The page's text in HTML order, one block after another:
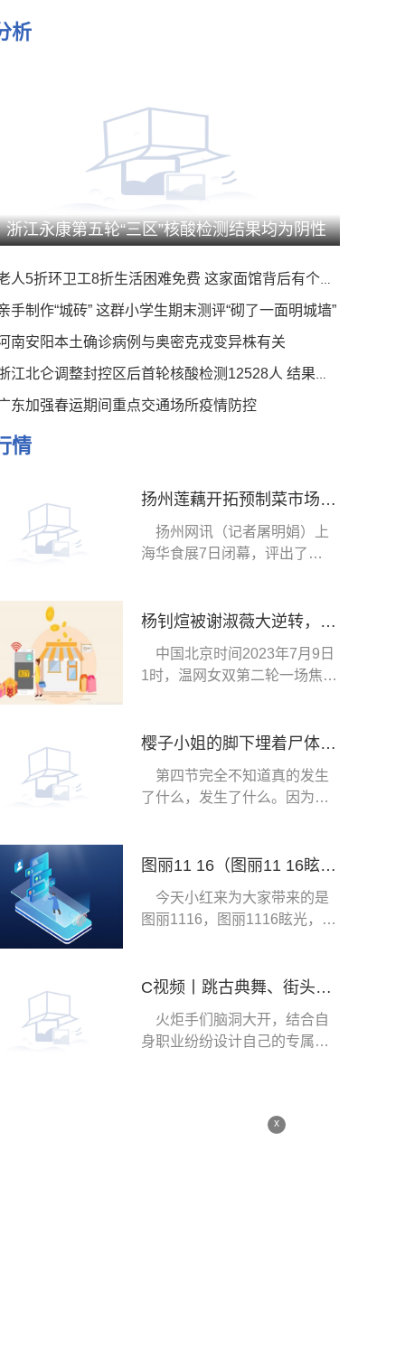
析
浙江永康第五轮“三区”核酸检测结果均为阴性
人5折环卫工8折生活困难免费 这家面馆背后有个暖心事
手制作“城砖” 这群小学生期末测评“砌了一面明城墙”
南安阳本土确诊病例与奥密克戎变异株有关
江北仑调整封控区后首轮核酸检测12528人 结果均为阴性
东加强春运期间重点交通场所疫情防控
情
扬州莲藕开拓预制菜市场 一企业10天参加3个国内专业展
扬州网讯（记者屠明娟）上
海华食展7日闭幕，评出了
杨钊煊被谢淑薇大逆转，无缘十六强，王欣瑜的运气真不错
中国北京时间2023年7月9日
1时，温网女双第二轮一场焦点
樱子小姐的脚下埋着尸体17卷第一章：蝴蝶在圣诞夜展开翅-后04
第四节完全不知道真的发生
了什么，发生了什么。因为没
图丽11 16（图丽11 16眩光）
今天小红来为大家带来的是
图丽1116，图丽1116眩光，让
C视频丨跳古典舞、街头穿梭送餐……大运火炬手玩转花式“交接”
火炬手们脑洞大开，结合自
身职业纷纷设计自己的专属动
x